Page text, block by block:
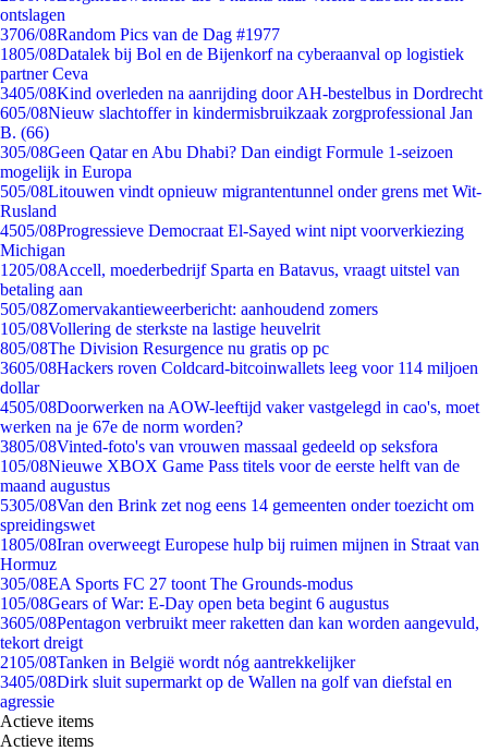
ontslagen
3706/08Random Pics van de Dag #1977
1805/08Datalek bij Bol en de Bijenkorf na cyberaanval op logistiek
partner Ceva
3405/08Kind overleden na aanrijding door AH-bestelbus in Dordrecht
605/08Nieuw slachtoffer in kindermisbruikzaak zorgprofessional Jan
B. (66)
305/08Geen Qatar en Abu Dhabi? Dan eindigt Formule 1-seizoen
mogelijk in Europa
505/08Litouwen vindt opnieuw migrantentunnel onder grens met Wit-
Rusland
4505/08Progressieve Democraat El-Sayed wint nipt voorverkiezing
Michigan
1205/08Accell, moederbedrijf Sparta en Batavus, vraagt uitstel van
betaling aan
505/08Zomervakantieweerbericht: aanhoudend zomers
105/08Vollering de sterkste na lastige heuvelrit
805/08The Division Resurgence nu gratis op pc
3605/08Hackers roven Coldcard-bitcoinwallets leeg voor 114 miljoen
dollar
4505/08Doorwerken na AOW-leeftijd vaker vastgelegd in cao's, moet
werken na je 67e de norm worden?
3805/08Vinted-foto's van vrouwen massaal gedeeld op seksfora
105/08Nieuwe XBOX Game Pass titels voor de eerste helft van de
maand augustus
5305/08Van den Brink zet nog eens 14 gemeenten onder toezicht om
spreidingswet
1805/08Iran overweegt Europese hulp bij ruimen mijnen in Straat van
Hormuz
305/08EA Sports FC 27 toont The Grounds-modus
105/08Gears of War: E-Day open beta begint 6 augustus
3605/08Pentagon verbruikt meer raketten dan kan worden aangevuld,
tekort dreigt
2105/08Tanken in België wordt nóg aantrekkelijker
3405/08Dirk sluit supermarkt op de Wallen na golf van diefstal en
agressie
Actieve items
Actieve items